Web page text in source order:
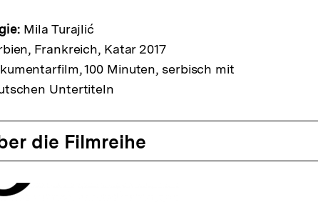
Mila Turajlić
Frankreich, Katar 2017
100 Minuten, serbisch mit
Untertiteln
die Filmreihe